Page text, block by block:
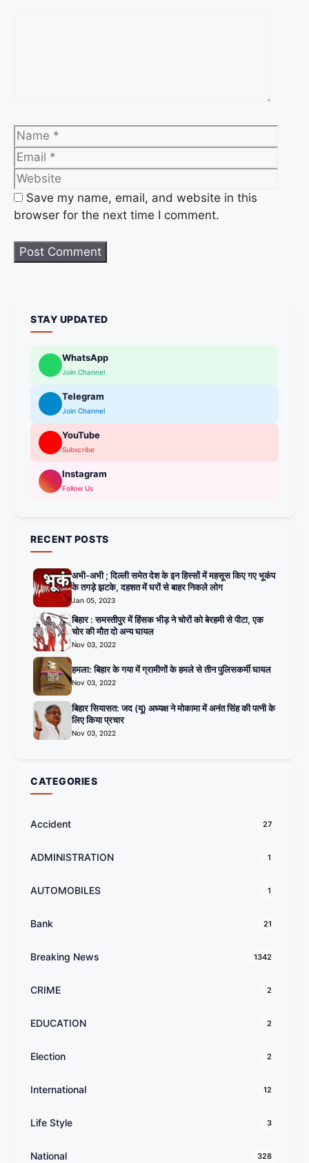
Save my name, email, and website in this
browser for the next time I comment.
STAY UPDATED
WhatsApp
Join Channel
Telegram
Join Channel
YouTube
Subscribe
Instagram
Follow Us
RECENT POSTS
अभी-अभी ; दिल्ली समेत देश के इन हिस्सों में महसूस किए गए भूकंप
के तगड़े झटके, दहशत में घरों से बाहर निकले लोग
Jan 05, 2023
बिहार : समस्तीपुर में हिंसक भीड़ ने चोरों को बेरहमी से पीटा, एक
चोर की मौत दो अन्य घायल
Nov 03, 2022
हमला: बिहार के गया में ग्रामीणों के हमले से तीन पुलिसकर्मी घायल
Nov 03, 2022
बिहार सियासत: जद (यू) अध्यक्ष ने मोकामा में अनंत सिंह की पत्नी के
लिए किया प्रचार
Nov 03, 2022
CATEGORIES
Accident 27
ADMINISTRATION 1
AUTOMOBILES 1
Bank 21
Breaking News 1342
CRIME 2
EDUCATION 2
Election 2
International 12
Life Style 3
National 328